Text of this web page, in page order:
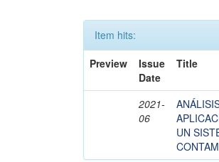
Item hits:
Preview
Issue
Date
Title
2021-
06
UN